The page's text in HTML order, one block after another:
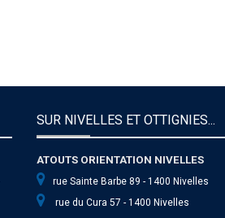
SUR NIVELLES ET OTTIGNIES...
ATOUTS ORIENTATION NIVELLES
rue Sainte Barbe 89 - 1400 Nivelles
rue du Cura 57 - 1400 Nivelles